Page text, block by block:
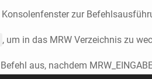
zur
, um in das MRW Verzeichnis zu
aus, nachdem